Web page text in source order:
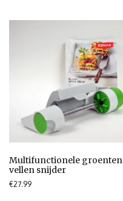
Multifunctionele groenten
vellen snijder
€27.99